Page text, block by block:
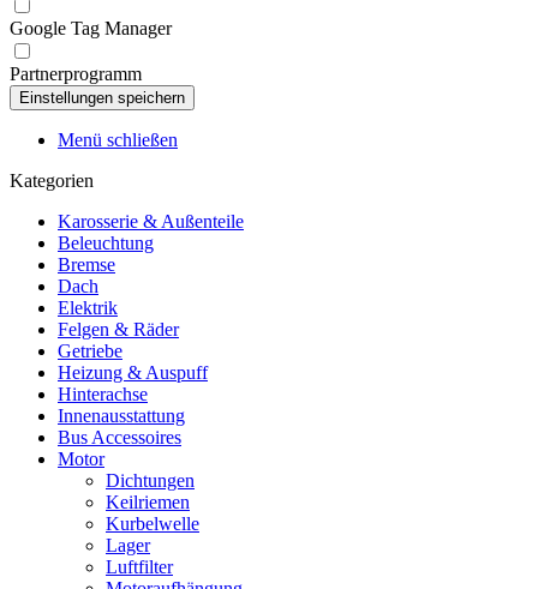
Google Tag Manager
Partnerprogramm
Menü schließen
Kategorien
Karosserie & Außenteile
Beleuchtung
Bremse
Dach
Elektrik
Felgen & Räder
Getriebe
Heizung & Auspuff
Hinterachse
Innenausstattung
Bus Accessoires
Motor
Dichtungen
Keilriemen
Kurbelwelle
Lager
Luftfilter